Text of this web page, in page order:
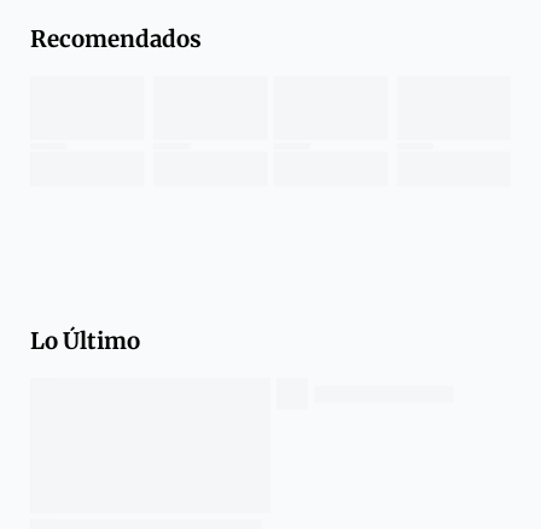
Recomendados
Lo Último